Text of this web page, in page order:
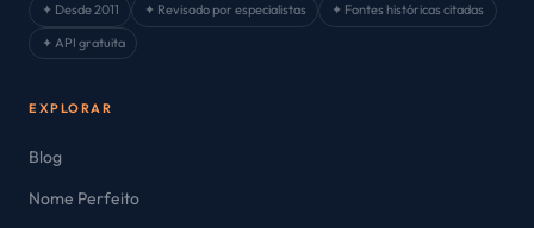
✦ Desde 2011 ✦ Revisado por especialistas
✦ Fontes históricas citadas
✦ API gratuita
EXPLORAR
Blog
Nome Perfeito